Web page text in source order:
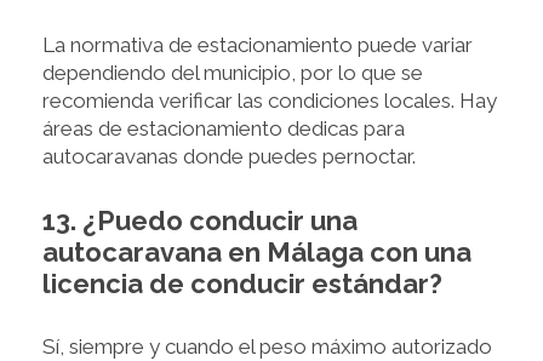
La normativa de estacionamiento puede variar
dependiendo del municipio, por lo que se
recomienda verificar las condiciones locales. Hay
áreas de estacionamiento dedicas para
autocaravanas donde puedes pernoctar.
13. ¿Puedo conducir una
autocaravana en Málaga con una
licencia de conducir estándar?
Sí, siempre y cuando el peso máximo autorizado